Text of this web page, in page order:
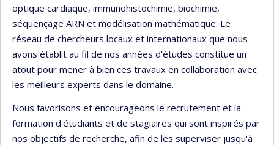
optique cardiaque, immunohistochimie, biochimie,
séquençage ARN et modélisation mathématique. Le
réseau de chercheurs locaux et internationaux que nous
avons établit au fil de nos années d'études constitue un
atout pour mener à bien ces travaux en collaboration avec
les meilleurs experts dans le domaine.
Nous favorisons et encourageons le recrutement et la
formation d'étudiants et de stagiaires qui sont inspirés par
nos objectifs de recherche, afin de les superviser jusqu'à